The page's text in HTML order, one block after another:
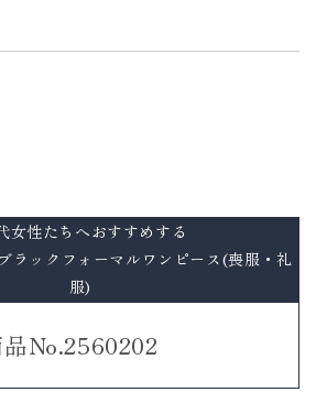
女性たちへおすすめする
ラックフォーマルワンピース(喪服・礼
服)
No.2560202